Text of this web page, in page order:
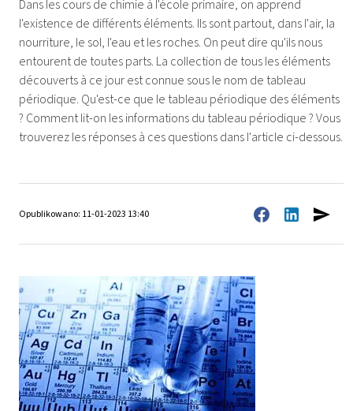
Dans les cours de chimie à l'école primaire, on apprend
l'existence de différents éléments. Ils sont partout, dans l'air, la
nourriture, le sol, l'eau et les roches. On peut dire qu'ils nous
entourent de toutes parts. La collection de tous les éléments
découverts à ce jour est connue sous le nom de tableau
périodique. Qu'est-ce que le tableau périodique des éléments
? Comment lit-on les informations du tableau périodique ? Vous
trouverez les réponses à ces questions dans l'article ci-dessous.
Opublikowano: 11-01-2023 13:40